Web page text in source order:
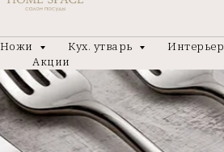
Ножи Кух. утварь Интерьер
Акции